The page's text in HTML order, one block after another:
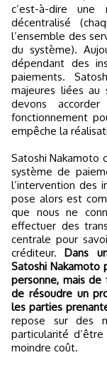
c’est-à-dire une
décentralisé
l’ensemble des
du système).
dépendant des
paiements.
majeures liées au
devons
fonctionnement
empêche la
Satoshi Nakamoto
système de
l’intervention des
pose alors est
que nous ne
effectuer des
centrale pour
créditeur.Dans
Satoshi Nakamoto
personne, mais de
de résoudre un
les parties
repose sur des
particularité
moindre coût.